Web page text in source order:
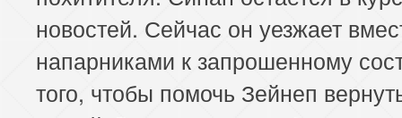
новостей. Сейчас он уезжает
напарниками к запрошенному
того, чтобы помочь Зейнеп